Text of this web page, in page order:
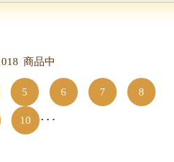
商品中
5 6 7 8
10 ･･･